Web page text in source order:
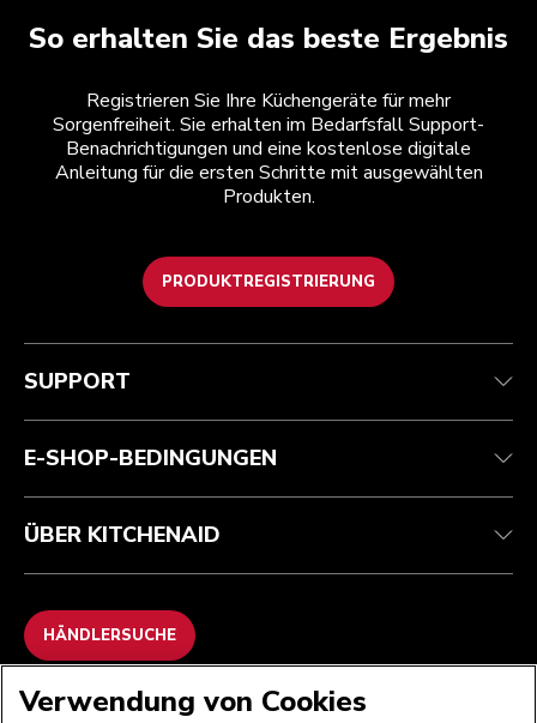
So erhalten Sie das beste Ergebnis
Registrieren Sie Ihre Küchengeräte für mehr
Sorgenfreiheit. Sie erhalten im Bedarfsfall Support-
Benachrichtigungen und eine kostenlose digitale
Anleitung für die ersten Schritte mit ausgewählten
Produkten.
PRODUKTREGISTRIERUNG
Kundenservice
Garantie und Dokumente
Kontaktieren Sie uns.
Teilnahmebedingungen
Rückgaben und Erstattungen
Impressum
ODR
Die Marke
Händlersuche
SUPPORT
E-SHOP-BEDINGUNGEN
ÜBER KITCHENAID
HÄNDLERSUCHE
WIR AKZEPTIEREN
Verwendung von Cookies